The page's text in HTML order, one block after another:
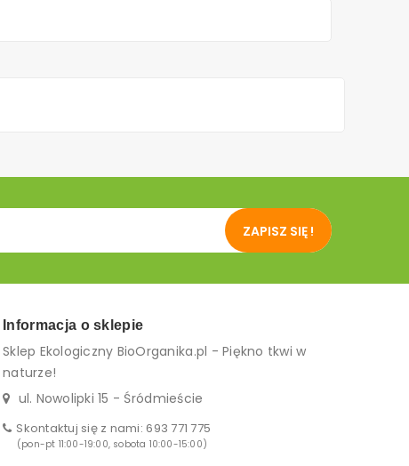
ZAPISZ SIĘ !
Informacja o sklepie
Sklep Ekologiczny BioOrganika.pl - Piękno tkwi w
naturze!
ul. Nowolipki 15 - Śródmieście
Skontaktuj się z nami:693 771 775
(pon-pt 11:00-19:00, sobota 10:00-15:00)